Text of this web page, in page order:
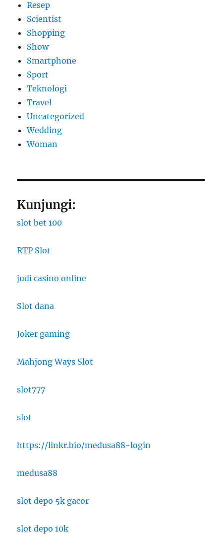
Resep
Scientist
Shopping
Show
Smartphone
Sport
Teknologi
Travel
Uncategorized
Wedding
Woman
Kunjungi:
slot bet 100
RTP Slot
judi casino online
Slot dana
Joker gaming
Mahjong Ways Slot
slot777
slot
https://linkr.bio/medusa88-login
medusa88
slot depo 5k gacor
slot depo 10k